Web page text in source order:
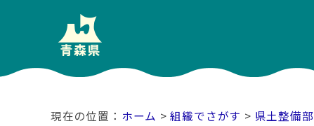
ホーム >組織でさがす > 県土整備部